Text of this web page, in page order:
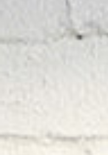
488 ₸
Подробнее